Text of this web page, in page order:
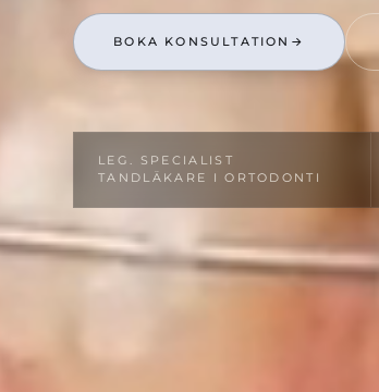
BOKA KONSULTATION →
LEG. SPECIALIST­
TANDLÄKARE I ORTODONTI